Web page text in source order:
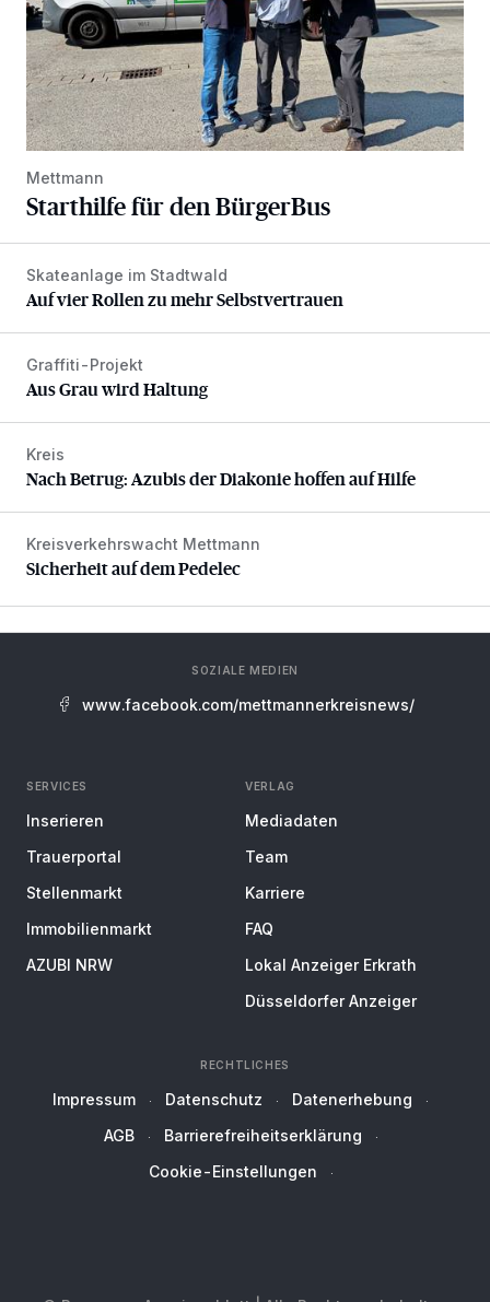
Mettmann
Starthilfe für den BürgerBus
Auf vier Rollen zu mehr Selbstvertrauen
Skateanlage im Stadtwald
Auf vier Rollen zu mehr Selbstvertrauen
Aus Grau wird Haltung
Graffiti-Projekt
Aus Grau wird Haltung
Nach Betrug: Azubis der Diakonie hoffen auf Hilfe
Kreis
Nach Betrug: Azubis der Diakonie hoffen auf Hilfe
Sicherheit auf dem Pedelec
Kreisverkehrswacht Mettmann
Sicherheit auf dem Pedelec
SOZIALE MEDIEN
www.facebook.com/mettmannerkreisnews/
SERVICES
Inserieren
Trauerportal
Stellenmarkt
Immobilienmarkt
AZUBI NRW
VERLAG
Mediadaten
Team
Karriere
FAQ
Lokal Anzeiger Erkrath
Düsseldorfer Anzeiger
RECHTLICHES
Impressum Datenschutz
Datenerhebung
AGB
Barrierefreiheitserklärung
Cookie-Einstellungen